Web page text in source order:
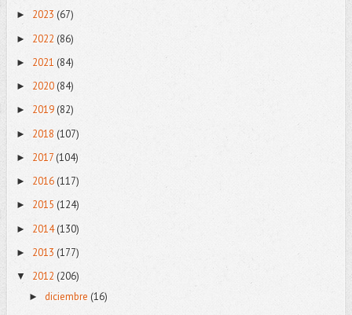
► 2023 (67)
► 2022 (86)
► 2021 (84)
► 2020(84)
► 2019 (82)
► 2018 (107)
► 2017(104)
► 2016(117)
► 2015 (124)
► 2014(130)
► 2013 (177)
▼ 2012 (206)
► diciembre (16)